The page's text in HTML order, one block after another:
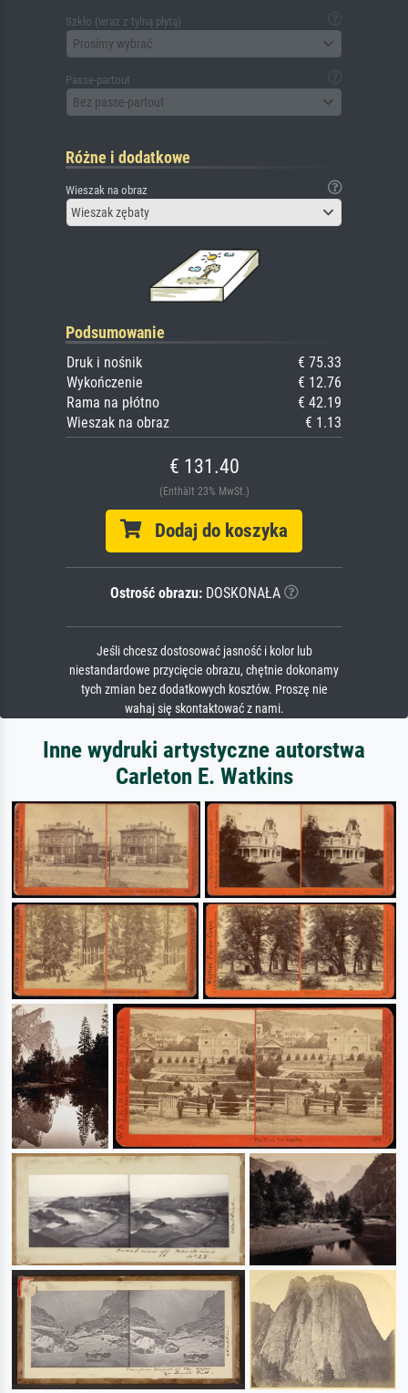
Szkło (wraz z tylną płytą)
Prosimy wybrać
Passe-partout
Bez passe-partout
Różne i dodatkowe
Wieszak na obraz
Wieszak zębaty
Podsumowanie
Druk i nośnik
€ 75.33
Wykończenie
€ 12.76
Rama na płótno
€ 42.19
Wieszak na obraz
€ 1.13
€ 131.40
(Enthält 23% MwSt.)
Dodaj do koszyka
Ostrość obrazu:DOSKONAŁA
Jeśli chcesz dostosować jasność i kolor lub
niestandardowe przycięcie obrazu, chętnie dokonamy
tych zmian bez dodatkowych kosztów. Proszę nie
wahaj się skontaktować z nami.
Inne wydruki artystyczne autorstwa
Carleton E. Watkins